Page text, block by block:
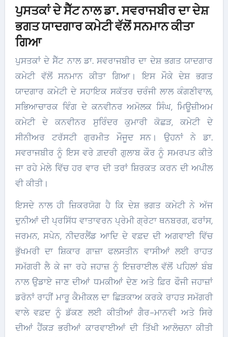
ਪੁਸਤਕਾਂ ਦੇ ਸੈੱਟ ਨਾਲ ਡਾ. ਸਵਰਾਜਬੀਰ ਦਾ ਦੇਸ਼
ਭਗਤ ਯਾਦਗਾਰ ਕਮੇਟੀ ਵੱਲੋਂ ਸਨਮਾਨ ਕੀਤਾ
ਗਿਆ
ਪੁਸਤਕਾਂ ਦੇ ਸੈੱਟ ਨਾਲ ਡਾ. ਸਵਰਾਜਬੀਰ ਦਾ ਦੇਸ਼ ਭਗਤ ਯਾਦਗਾਰ
ਕਮੇਟੀ ਵੱਲੋਂ ਸਨਮਾਨ ਕੀਤਾ ਗਿਆ। ਇਸ ਮੌਕੇ ਦੇਸ਼ ਭਗਤ
ਯਾਦਗਾਰ ਕਮੇਟੀ ਦੇ ਸਹਾਇਕ ਸਕੱਤਰ ਚਰੰਜੀ ਲਾਲ ਕੰਗਣੀਵਾਲ,
ਸਭਿਆਚਾਰਕ ਵਿੰਗ ਦੇ ਕਨਵੀਨਰ ਅਮੋਲਕ ਸਿੰਘ, ਮਿਊਜ਼ੀਅਮ
ਕਮੇਟੀ ਦੇ ਕਨਵੀਨਰ ਸੁਰਿੰਦਰ ਕੁਮਾਰੀ ਕੋਛੜ, ਕਮੇਟੀ ਦੇ
ਸੀਨੀਅਰ ਟਰੱਸਟੀ ਗੁਰਮੀਤ ਮੌਜੂਦ ਸਨ। ਉਹਨਾਂ ਨੇ ਡਾ.
ਸਵਰਾਜਬੀਰ ਨੂੰ ਇਸ ਵਰੇ ਗ਼ਦਰੀ ਗੁਲਾਬ ਕੌਰ ਨੂੰ ਸਮਰਪਤ ਕੀਤੇ
ਜਾ ਰਹੇ ਮੇਲੇ ਵਿੱਚ ਹਰ ਵਾਰ ਦੀ ਤਰਾਂ ਸ਼ਿਰਕਤ ਕਰਨ ਦੀ ਅਪੀਲ
ਵੀ ਕੀਤੀ।
ਇਸਦੇ ਨਾਲ ਹੀ ਜ਼ਿਕਰਯੋਗ ਹੈ ਕਿ ਦੇਸ਼ ਭਗਤ ਕਮੇਟੀ ਨੇ ਅੱਜ
ਦੁਨੀਆਂ ਦੀ ਪ੍ਰਸਿੱਧ ਵਾਤਾਵਰਨ ਪ੍ਰੇਮੀ ਗ੍ਰੇਟਾ ਥਨਬਰਗ, ਫਰਾਂਸ,
ਜਰਮਨ, ਸਪੇਨ, ਨੀਦਰਲੈਂਡ ਆਦਿ ਦੇ ਵਫ਼ਦ ਦੀ ਅਗਵਾਈ ਵਿੱਚ
ਭੁੱਖਮਰੀ ਦਾ ਸ਼ਿਕਾਰ ਗਾਜ਼ਾ ਫਲਸਤੀਨ ਵਾਸੀਆਂ ਲਈ ਰਾਹਤ
ਸਮੱਗਰੀ ਲੈ ਕੇ ਜਾ ਰਹੇ ਜਹਾਜ਼ ਨੂੰ ਇਜ਼ਰਾਈਲ ਵੱਲੋਂ ਪਹਿਲਾਂ ਬੰਬ
ਨਾਲ ਉਡਾਏ ਜਾਣ ਦੀਆਂ ਧਮਕੀਆਂ ਦੇਣ ਅਤੇ ਫ਼ਿਰ ਫੌਜੀ ਜਹਾਜ਼ਾਂ
ਡਰੋਨਾਂ ਰਾਹੀਂ ਮਾਰੂ ਕੈਮੀਕਲ ਦਾ ਛਿੜਕਾਅ ਕਰਕੇ ਰਾਹਤ ਸਮੱਗਰੀ
ਵਾਲੇ ਵਫ਼ਦ ਨੂੰ ਡੱਕਣ ਲਈ ਕੀਤੀਆਂ ਗੈਰ-ਮਾਨਵੀ ਅਤੇ ਸਿਰੇ
ਦੀਆਂ ਹੈਂਕੜ ਭਰੀਆਂ ਕਾਰਵਾਈਆਂ ਦੀ ਤਿੱਖੀ ਆਲੋਚਨਾ ਕੀਤੀ